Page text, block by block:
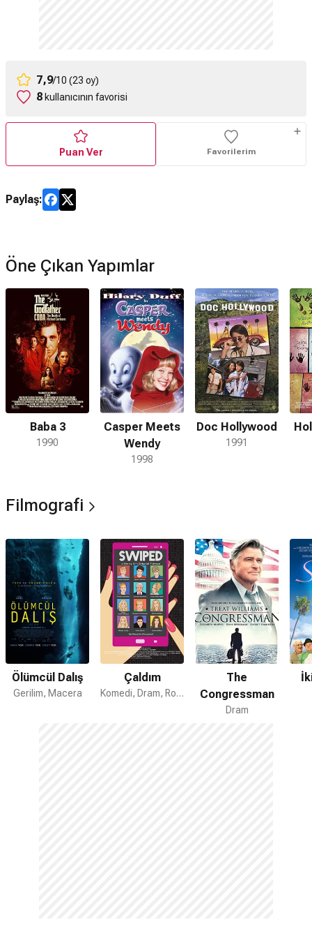
7,9/10 (23 oy)
8kullanıcının favorisi
Puan Ver Favorilerim
Paylaş:
Öne Çıkan Yapımlar
Baba 3
1990
Casper Meets
Wendy
1998
Doc Hollywood
1991
Filmografi
Ölümcül Dalış
Gerilim, Macera
Çaldım
Komedi, Dram, Romantik
The
Congressman
Dram